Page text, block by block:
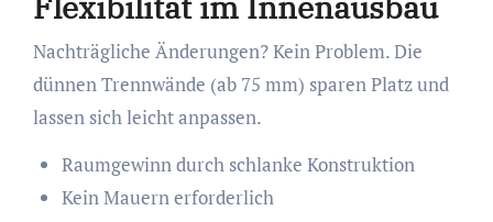
Nachträgliche Änderungen? Kein Problem. Die
dünnen Trennwände (ab 75 mm) sparen Platz und
lassen sich leicht anpassen.
Raumgewinn durch schlanke Konstruktion
Kein Mauern erforderlich